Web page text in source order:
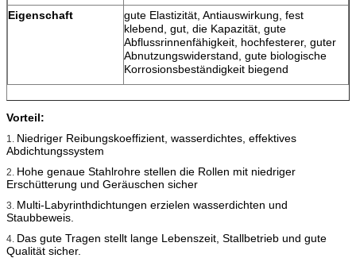
Eigenschaft
gute Elastizität, Antiauswirkung, fest
klebend, gut, die Kapazität, gute
Abflussrinnenfähigkeit, hochfesterer, guter
Abnutzungswiderstand, gute biologische
Korrosionsbeständigkeit biegend
Vorteil:
1. Niedriger Reibungskoeffizient, wasserdichtes, effektives
Abdichtungssystem
2. Hohe genaue Stahlrohre stellen die Rollen mit niedriger
Erschütterung und Geräuschen sicher
3. Multi-Labyrinthdichtungen erzielen wasserdichten und
Staubbeweis.
4. Das gute Tragen stellt lange Lebenszeit, Stallbetrieb und gute
Qualität sicher.